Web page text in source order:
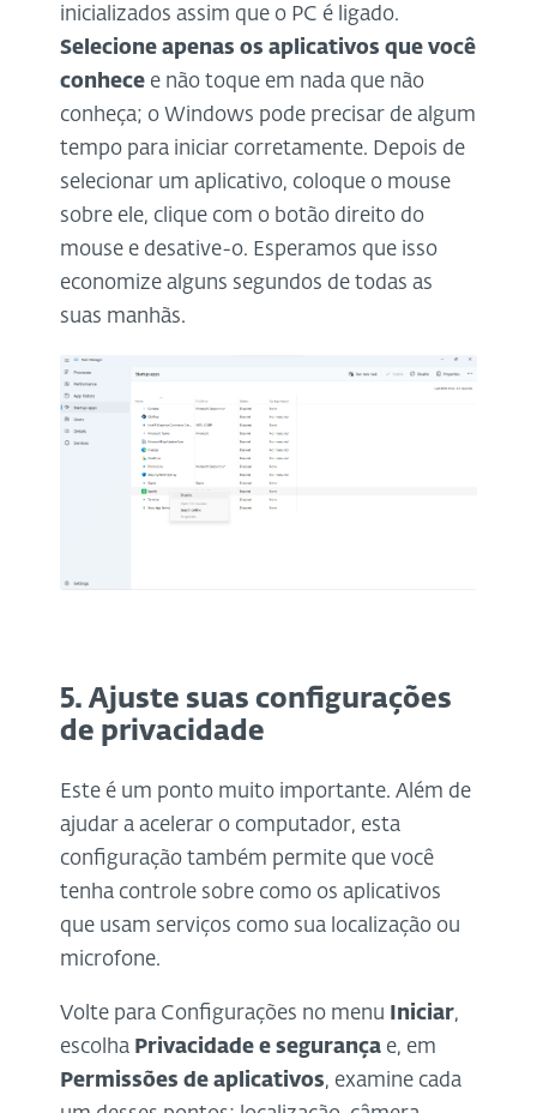
inicializados assim que o PC é ligado.
Selecione apenas os aplicativos que você
conhece e não toque em nada que não
conheça; o Windows pode precisar de algum
tempo para iniciar corretamente. Depois de
selecionar um aplicativo, coloque o mouse
sobre ele, clique com o botão direito do
mouse e desative-o. Esperamos que isso
economize alguns segundos de todas as
suas manhãs.
5. Ajuste suas configurações
de privacidade
Este é um ponto muito importante. Além de
ajudar a acelerar o computador, esta
configuração também permite que você
tenha controle sobre como os aplicativos
que usam serviços como sua localização ou
microfone.
Volte para Configurações no menu Iniciar,
escolha Privacidade e segurança e, em
Permissões de aplicativos, examine cada